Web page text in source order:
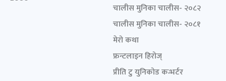
चालीस मुनिका चालीस- २०८२
चालीस मुनिका चालीस- २०८१
मेरो कथा
फ्रन्टलाइन हिरोज्
प्रीति टु युनिकोड कन्भर्टर